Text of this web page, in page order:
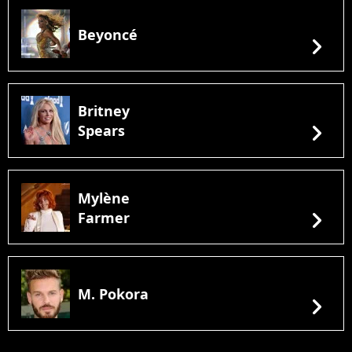
Beyoncé chevron_right
Britney
Spears
chevron_right
Mylène
Farmer
chevron_right
M. Pokora chevron_right